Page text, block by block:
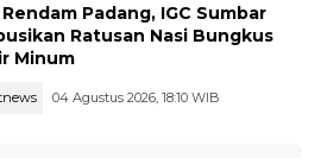
Padang, IGC Sumbar
Ratusan Nasi Bungkus
Minum
04 Agustus 2026, 18:10 WIB